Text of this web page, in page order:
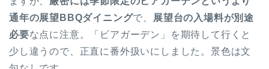
通年の展望BBQダイニングで、
展望台の入場料が別途
必要な点に注意。「ビアガーデン」を期待して行くと
少し違うので、正直に番外扱いにしました。景色は文